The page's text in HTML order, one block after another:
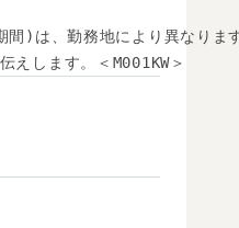
間)は、勤務地により異なりま
えします。＜M001KW＞